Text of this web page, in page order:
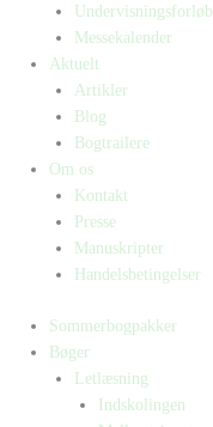
Undervisningsforløb
Messekalender
Aktuelt
Artikler
Blog
Bogtrailere
Om os
Kontakt
Presse
Manuskripter
Handelsbetingelser
Sommerbogpakker
Bøger
Letlæsning
Indskolingen